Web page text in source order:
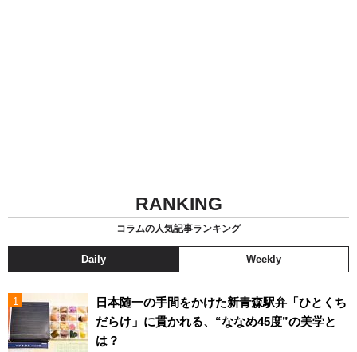
RANKING
コラムの人気記事ランキング
Daily Weekly
日本随一の手間をかけた新青森駅弁「ひとくち
だらけ」に貫かれる、“ななめ45度”の美学と
は？